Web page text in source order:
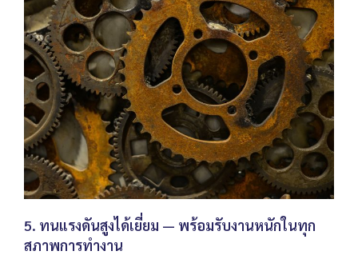
5. ทนแรงดันสูงได้เยี่ยม — พร้อมรับงานหนักในทุก
สภาพการทำงาน